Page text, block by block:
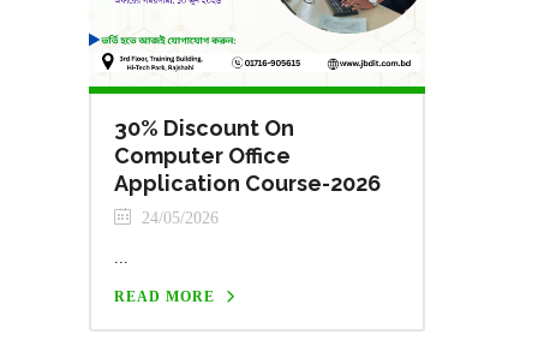
30% Discount On
Computer Office
Application Course-2026
24/05/2026
...
READ MORE